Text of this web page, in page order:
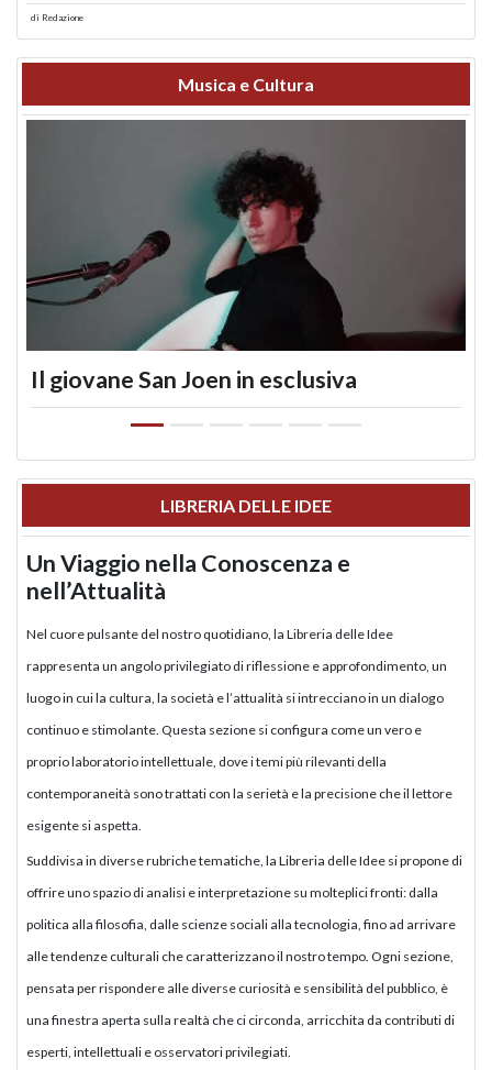
di Redazione
Musica e Cultura
Il giovane San Joen in esclusiva
LIBRERIA DELLE IDEE
Un Viaggio nella Conoscenza e
nell’Attualità
Nel cuore pulsante del nostro quotidiano, la Libreria delle Idee
rappresenta un angolo privilegiato di riflessione e approfondimento, un
luogo in cui la cultura, la società e l’attualità si intrecciano in un dialogo
continuo e stimolante. Questa sezione si configura come un vero e
proprio laboratorio intellettuale, dove i temi più rilevanti della
contemporaneità sono trattati con la serietà e la precisione che il lettore
esigente si aspetta.
Suddivisa in diverse rubriche tematiche, la Libreria delle Idee si propone di
offrire uno spazio di analisi e interpretazione su molteplici fronti: dalla
politica alla filosofia, dalle scienze sociali alla tecnologia, fino ad arrivare
alle tendenze culturali che caratterizzano il nostro tempo. Ogni sezione,
pensata per rispondere alle diverse curiosità e sensibilità del pubblico, è
una finestra aperta sulla realtà che ci circonda, arricchita da contributi di
esperti, intellettuali e osservatori privilegiati.